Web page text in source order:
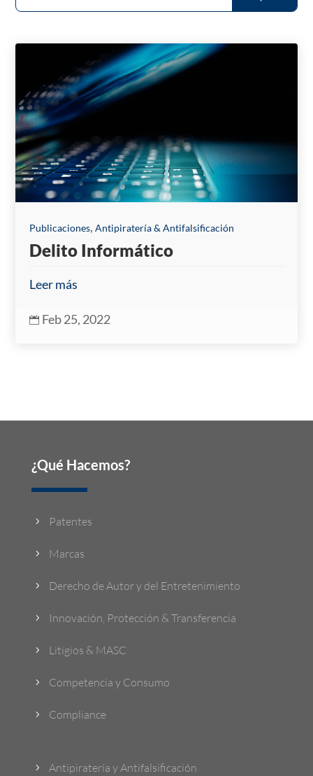
Publicaciones,Antipiratería & Antifalsificación
Delito Informático
Leer más
 Feb 25, 2022
¿Qué Hacemos?
5 Patentes
5 Marcas
5 Derecho de Autor y del Entretenimiento
5 Innovación, Protección & Transferencia
5 Litigios & MASC
5 Competencia y Consumo
5 Compliance
5 Antipiratería y Antifalsificación